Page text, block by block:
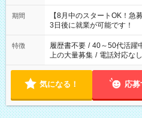
と休みを合わせたい」 「余
「できれば残業はしたくな
ね。 ※Wワーク希望の方へ 今ご覧のお仕事で希望する勤務時間
と、もう1つのお仕事の勤
合は応募できません。
期間
【8月中のスタートOK！
3日後に就業が可能です！
特徴 履歴書不要 / 40～50代活躍
上の大量募集 / 電話対応なし
気になる！ 応募